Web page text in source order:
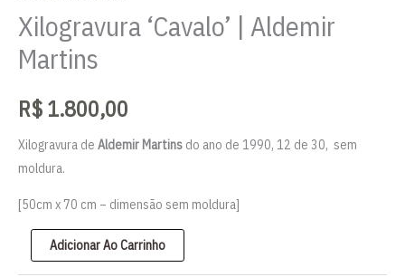
Xilogravura ‘Cavalo’ | Aldemir
Martins
R$1.800,00
Xilogravura de Aldemir Martins do ano de 1990, 12 de 30, sem
moldura.
[50cm x 70 cm – dimensão sem moldura]
Xilogravura
'Cavalo'
Adicionar Ao Carrinho